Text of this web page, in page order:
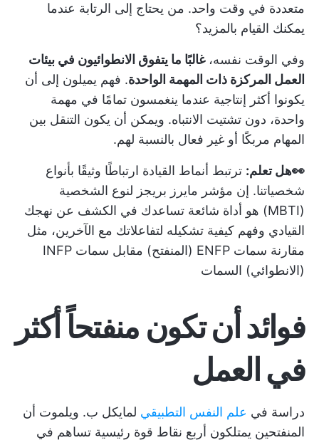
متعددة في وقت واحد. من يحتاج إلى الرتابة عندما
يمكنك القيام بالمزيد؟
وفي الوقت نفسه،غالبًا ما يتفوق الانطوائيون في بيئات
العمل المركزة ذات المهمة الواحدة. فهم يميلون إلى أن
يكونوا أكثر إنتاجية عندما ينغمسون تمامًا في مهمة
واحدة، دون تشتيت الانتباه. ويمكن أن يكون التنقل بين
المهام مربكًا أو غير فعال بالنسبة لهم.
👀هل تعلم: ترتبط أنماط القيادة ارتباطًا وثيقًا بأنواع
شخصياتنا. إن مؤشر مايرز بريجز لنوع الشخصية
(MBTI)
هو أداة شائعة تساعدك في الكشف عن نهجك
القيادي وفهم كيفية تشكيله لتفاعلاتك مع الآخرين، مثل
مقارنة
سمات ENFP (المنفتح) مقابل سمات INFP
(الانطوائي) السمات
فوائد أن تكون منفتحاً أكثر
في العمل
دراسة في علم النفس التطبيقي لمايكل ب. ويلموت أن
المنفتحين يمتلكون أربع نقاط قوة رئيسية تساهم في